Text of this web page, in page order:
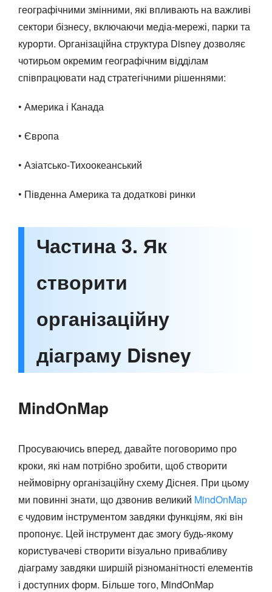
географічними змінними, які впливають на важливі
сектори бізнесу, включаючи медіа-мережі, парки та
курорти. Організаційна структура Disney дозволяє
чотирьом окремим географічним відділам
співпрацювати над стратегічними рішеннями:
• Америка і Канада
• Європа
• Азіатсько-Тихоокеанський
• Південна Америка та додаткові ринки
Частина 3. Як
створити
організаційну
діаграму Disney
MindOnMap
Просуваючись вперед, давайте поговоримо про
кроки, які нам потрібно зробити, щоб створити
неймовірну організаційну схему Діснея. При цьому
ми повинні знати, що дзвонив великий MindOnMap
є чудовим інструментом завдяки функціям, які він
пропонує. Цей інструмент дає змогу будь-якому
користувачеві створити візуально привабливу
діаграму завдяки ширшій різноманітності елементів
і доступних форм. Більше того, MindOnMap